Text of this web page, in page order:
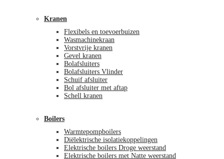
Kranen
Flexibels en toevoerbuizen
Wasmachinekraan
Vorstvrije kranen
Gevel kranen
Bolafsluiters
Bolafsluiters Vlinder
Schuif afsluiter
Bol afsluiter met aftap
Schell kranen
Boilers
Warmtepompboilers
Diëlektrische isolatiekoppelingen
Elektrische boilers Droge weerstand
Elektrische boilers met Natte weerstand